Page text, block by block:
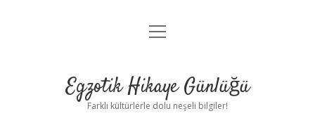
Anasayfa
Yasal Uyarı
menüyü
Egzotik Hikaye Günlüğü
Farklı kültürlerle dolu neşeli bilgiler!